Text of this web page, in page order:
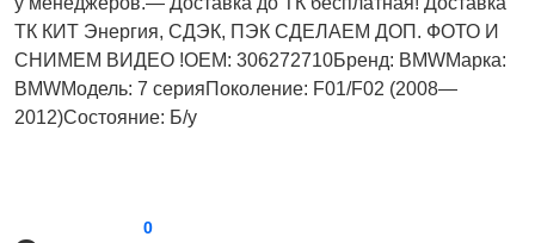
ТК КИТ Энергия, СДЭК, ПЭК СДЕЛАЕМ ДОП. ФОТО И
СНИМЕМ ВИДЕО !OEM: 306272710Бренд: BMWМарка:
BMWМодель: 7 серияПоколение: F01/F02 (2008—
2012)Состояние: Б/у
0